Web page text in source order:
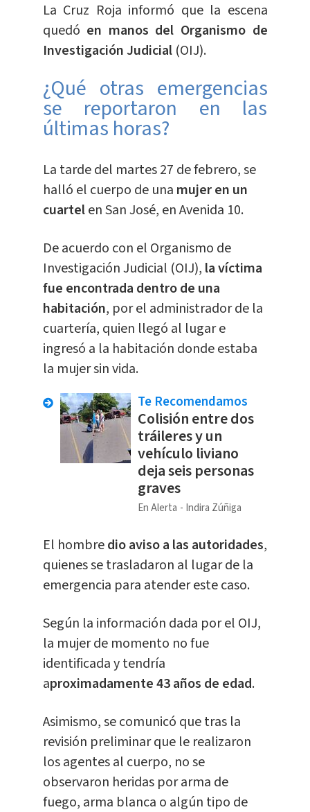
La Cruz Roja informó que la escena
quedó en manos del Organismo de
Investigación Judicial(OIJ).
¿Qué otras emergencias
se reportaron en las
últimas horas?
La tarde del martes 27 de febrero, se
halló el cuerpo de una mujer en un
cuartelen San José, en Avenida 10.
De acuerdo con el Organismo de
Investigación Judicial (OIJ), la víctima
fue encontrada dentro de una
habitación, por el administrador de la
cuartería, quien llegó al lugar e
ingresó a la habitación donde estaba
la mujer sin vida.
Te Recomendamos
Colisión entre dos
tráileres y un
vehículo liviano
deja seis personas
graves
En Alerta Indira Zúñiga
​El hombredio aviso a las autoridades,
quienes se trasladaron al lugar de la
emergencia para atender este caso.
Según la información dada por el OIJ,
la mujer de momento no fue
identificada y tendría
aproximadamente 43 años de edad.
Asimismo, se comunicó que tras la
revisión preliminar que le realizaron
los agentes al cuerpo, no se
observaron heridas por arma de
fuego, arma blanca o algún tipo de